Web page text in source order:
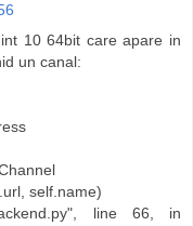
10 64bit care apare in
un canal:
self.name)
line 66, in